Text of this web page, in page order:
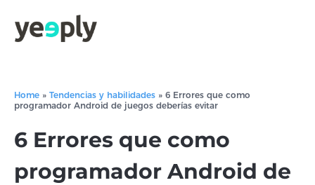
Home » Tendencias y habilidades » 6 Errores que como
programador Android de juegos deberías evitar
6 Errores que como
programador Android de